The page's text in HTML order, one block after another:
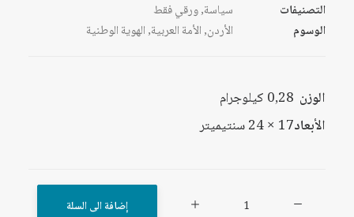
التصنيفات سياسة,ورقي فقط
الوسوم
الأردن,الأمة العربية,الهوية الوطنية
الوزن 0,28 كيلوجرام
الأبعاد17 × 24 سنتيميتر
إضافة الى السلة